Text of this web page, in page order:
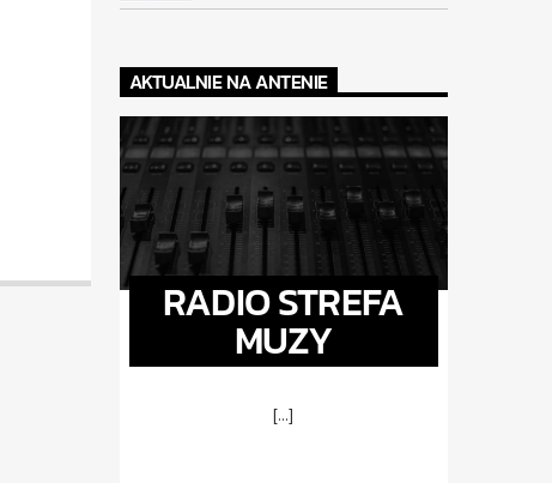
AKTUALNIE NA ANTENIE
RADIO STREFA
MUZY
[...]